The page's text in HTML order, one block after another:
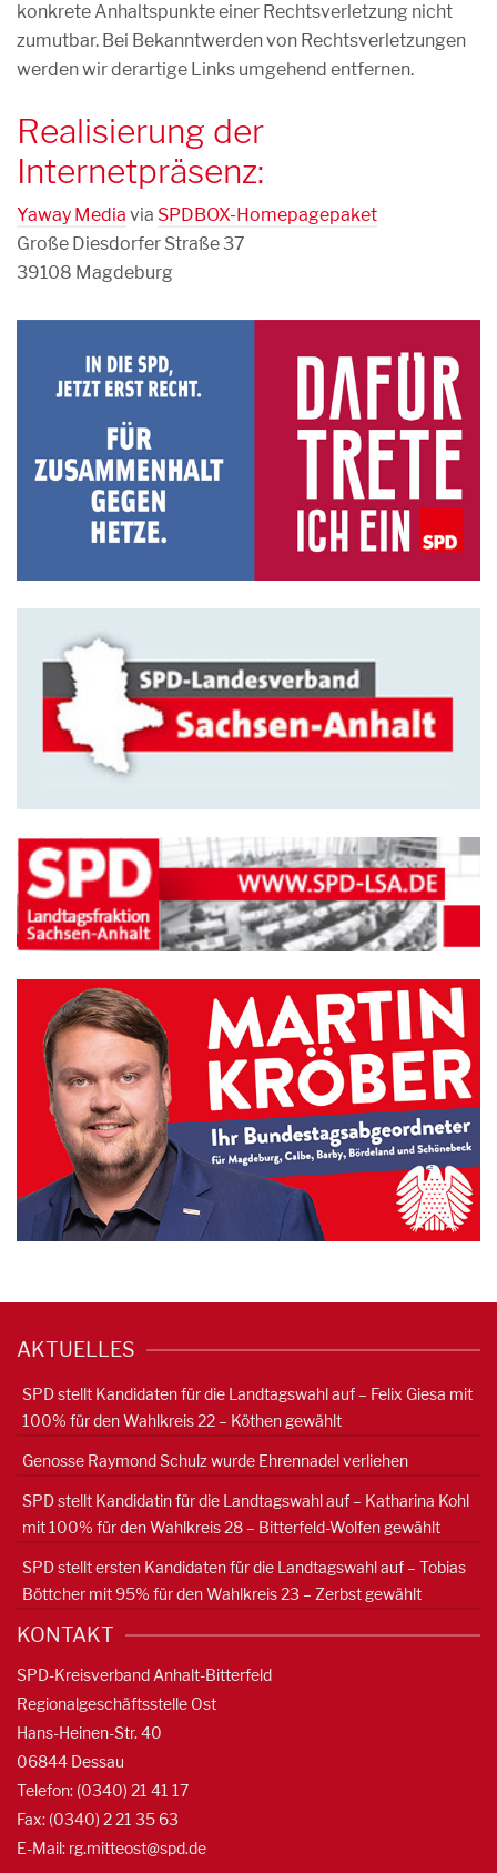
konkrete Anhaltspunkte einer Rechtsverletzung nicht
zumutbar. Bei Bekanntwerden von Rechtsverletzungen
werden wir derartige Links umgehend entfernen.
Realisierung der
Internetpräsenz:
Yaway Media via SPDBOX-Homepagepaket
Große Diesdorfer Straße 37
39108 Magdeburg
AKTUELLES
SPD stellt Kandidaten für die Landtagswahl auf – Felix Giesa mit
100% für den Wahlkreis 22 – Köthen gewählt
Genosse Raymond Schulz wurde Ehrennadel verliehen
SPD stellt Kandidatin für die Landtagswahl auf – Katharina Kohl
mit 100% für den Wahlkreis 28 – Bitterfeld-Wolfen gewählt
SPD stellt ersten Kandidaten für die Landtagswahl auf – Tobias
Böttcher mit 95% für den Wahlkreis 23 – Zerbst gewählt
KONTAKT
SPD-Kreisverband Anhalt-Bitterfeld
Regionalgeschäftsstelle Ost
Hans-Heinen-Str. 40
06844 Dessau
Telefon: (0340) 21 41 17
Fax: (0340) 2 21 35 63
E-Mail: rg.mitteost@spd.de